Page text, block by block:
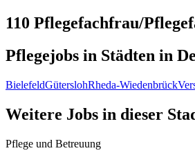
110 Pflegefachfrau/
Pflegejobs in Städten in
BielefeldGüterslohRheda-Wiedenbrück
Weitere Jobs in dieser
Pflege und Betreuung